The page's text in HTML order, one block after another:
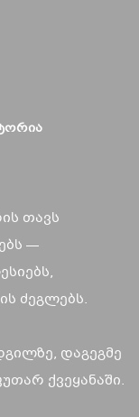
თავს
—
ძეგლებს.
დაგეგმე
ქვეყანაში.